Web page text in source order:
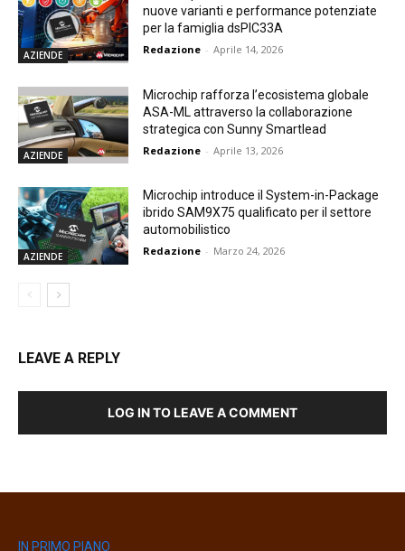
AZIENDE
nuove varianti e performance potenziate
per la famiglia dsPIC33A
Redazione - Aprile 14, 2026
AZIENDE
Microchip rafforza l’ecosistema globale
ASA-ML attraverso la collaborazione
strategica con Sunny Smartlead
Redazione - Aprile 13, 2026
AZIENDE
Microchip introduce il System-in-Package
ibrido SAM9X75 qualificato per il settore
automobilistico
Redazione - Marzo 24, 2026
LEAVE A REPLY
LOG IN TO LEAVE A COMMENT
IN PRIMO PIANO